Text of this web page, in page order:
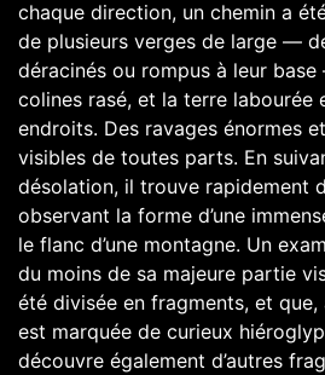
chaque direction, un chemin a
de plusieurs verges de large —
déracinés ou rompus à leur
colines rasé, et la terre labourée
endroits. Des ravages énormes
visibles de toutes parts. En
désolation, il trouve rapidement
observant la forme d’une
le flanc d’une montagne. Un
du moins de sa majeure partie
été divisée en fragments, et
est marquée de curieux
découvre également d’autres